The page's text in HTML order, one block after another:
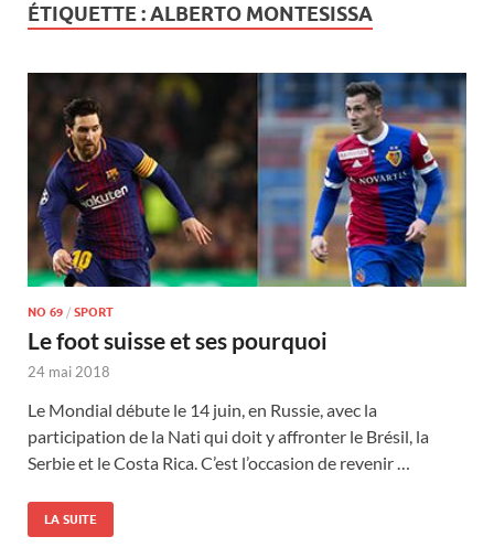
ÉTIQUETTE :ALBERTO MONTESISSA
NO 69 / SPORT
Le foot suisse et ses pourquoi
24 mai 2018
Le Mondial débute le 14 juin, en Russie, avec la
participation de la Nati qui doit y affronter le Brésil, la
Serbie et le Costa Rica. C’est l’occasion de revenir …
LA SUITE